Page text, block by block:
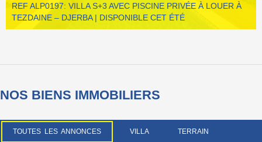
REF ALP0197: VILLA S+3 AVEC PISCINE PRIVÉE À LOUER À
TEZDAINE – DJERBA | DISPONIBLE CET ÉTÉ
NOS BIENS IMMOBILIERS
TOUTES LES ANNONCES VILLA TERRAIN